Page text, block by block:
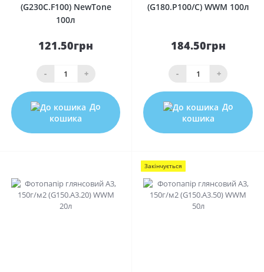
(G230C.F100) NewTone
100л
121.50грн
- +
До
кошика
(G180.P100/C) WWM 100л
184.50грн
- +
До
кошика
Закінчується